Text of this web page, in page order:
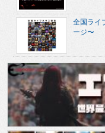
全国ライ
ージ〜